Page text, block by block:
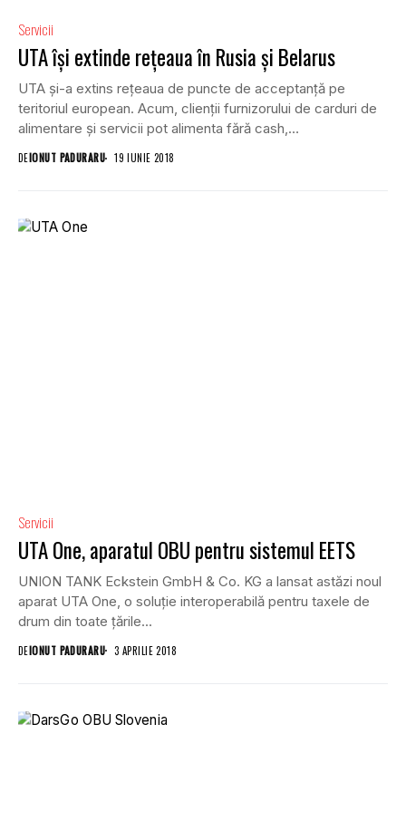
Servicii
UTA își extinde rețeaua în Rusia și Belarus
UTA și-a extins rețeaua de puncte de acceptanță pe
teritoriul european. Acum, clienții furnizorului de carduri de
alimentare și servicii pot alimenta fără cash,
prin intermediul...
DEIONUT PADURARU 19 IUNIE 2018
Servicii
UTA One, aparatul OBU pentru sistemul EETS
UNION TANK Eckstein GmbH & Co. KG a lansat astăzi noul
aparat UTA One, o soluție interoperabilă pentru taxele de
drum din toate țările...
DEIONUT PADURARU 3 APRILIE 2018